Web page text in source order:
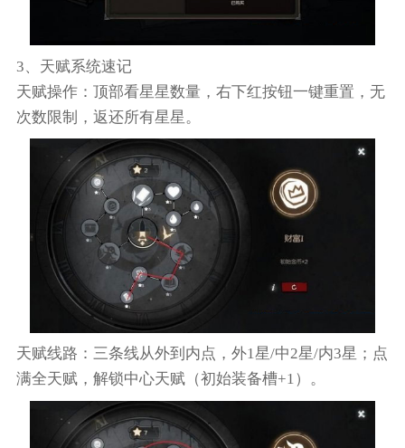
3、天赋系统速记
天赋操作：顶部看星星数量，右下红按钮一键重置，无
次数限制，返还所有星星。
天赋线路：三条线从外到内点，外1星/中2星/内3星；点
满全天赋，解锁中心天赋（初始装备槽+1）。